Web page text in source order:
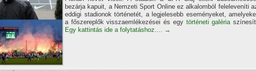
bezárja kapuit, a Nemzeti Sport Online ez alkalomból felelevení­ti
eddigi stadionok történetét, a legjelesebb eseményeket,
a főszereplők visszaemlékezései és egy történeti galéria
Egy kattintás ide a folytatáshoz.... →